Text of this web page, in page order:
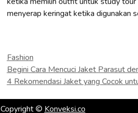
menyerap keringat ketika digunakan
Categories
Fashion
Begini Cara Mencuci Jaket Parasut
4 Rekomendasi Jaket yang Cocok
Copyright ©Konveksi.co